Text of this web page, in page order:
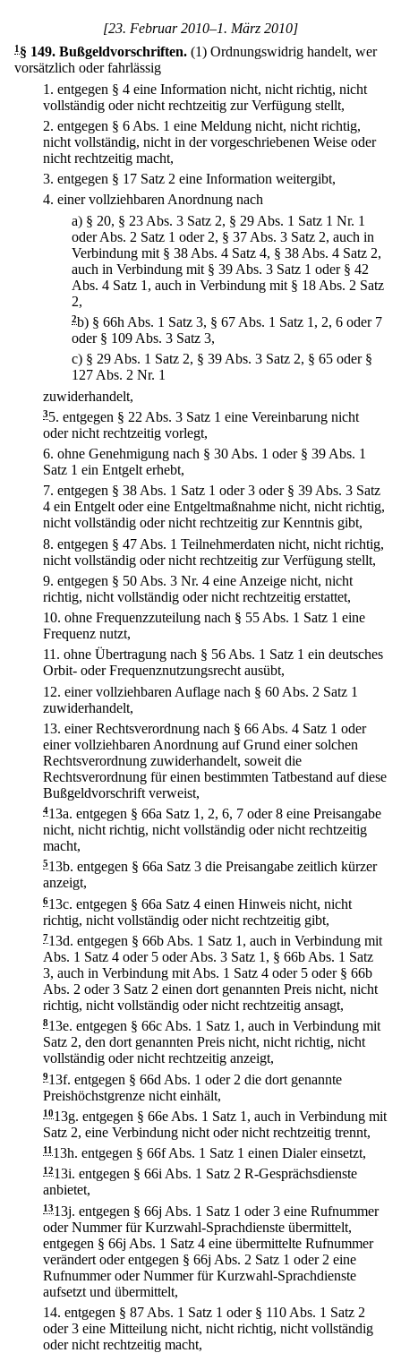
[23. Februar 2010–1. März 2010]
1§ 149. Bußgeldvorschriften. (1) Ordnungswidrig handelt, wer
vorsätzlich oder fahrlässig
1. entgegen § 4 eine Information nicht, nicht richtig, nicht
vollständig oder nicht rechtzeitig zur Verfügung stellt,
2. entgegen § 6 Abs. 1 eine Meldung nicht, nicht richtig,
nicht vollständig, nicht in der vorgeschriebenen Weise oder
nicht rechtzeitig macht,
3. entgegen § 17 Satz 2 eine Information weitergibt,
4. einer vollziehbaren Anordnung nach
a) § 20, § 23 Abs. 3 Satz 2, § 29 Abs. 1 Satz 1 Nr. 1
oder Abs. 2 Satz 1 oder 2, § 37 Abs. 3 Satz 2, auch in
Verbindung mit § 38 Abs. 4 Satz 4, § 38 Abs. 4 Satz 2,
auch in Verbindung mit § 39 Abs. 3 Satz 1 oder § 42
Abs. 4 Satz 1, auch in Verbindung mit § 18 Abs. 2 Satz
2,
2b) § 66h Abs. 1 Satz 3, § 67 Abs. 1 Satz 1, 2, 6 oder 7
oder § 109 Abs. 3 Satz 3,
c) § 29 Abs. 1 Satz 2, § 39 Abs. 3 Satz 2, § 65 oder §
127 Abs. 2 Nr. 1
zuwiderhandelt,
35. entgegen § 22 Abs. 3 Satz 1 eine Vereinbarung nicht
oder nicht rechtzeitig vorlegt,
6. ohne Genehmigung nach § 30 Abs. 1 oder § 39 Abs. 1
Satz 1 ein Entgelt erhebt,
7. entgegen § 38 Abs. 1 Satz 1 oder 3 oder § 39 Abs. 3 Satz
4 ein Entgelt oder eine Entgeltmaßnahme nicht, nicht richtig,
nicht vollständig oder nicht rechtzeitig zur Kenntnis gibt,
8. entgegen § 47 Abs. 1 Teilnehmerdaten nicht, nicht richtig,
nicht vollständig oder nicht rechtzeitig zur Verfügung stellt,
9. entgegen § 50 Abs. 3 Nr. 4 eine Anzeige nicht, nicht
richtig, nicht vollständig oder nicht rechtzeitig erstattet,
10. ohne Frequenzzuteilung nach § 55 Abs. 1 Satz 1 eine
Frequenz nutzt,
11. ohne Übertragung nach § 56 Abs. 1 Satz 1 ein deutsches
Orbit- oder Frequenznutzungsrecht ausübt,
12. einer vollziehbaren Auflage nach § 60 Abs. 2 Satz 1
zuwiderhandelt,
13. einer Rechtsverordnung nach § 66 Abs. 4 Satz 1 oder
einer vollziehbaren Anordnung auf Grund einer solchen
Rechtsverordnung zuwiderhandelt, soweit die
Rechtsverordnung für einen bestimmten Tatbestand auf diese
Bußgeldvorschrift verweist,
413a. entgegen § 66a Satz 1, 2, 6, 7 oder 8 eine Preisangabe
nicht, nicht richtig, nicht vollständig oder nicht rechtzeitig
macht,
513b. entgegen § 66a Satz 3 die Preisangabe zeitlich kürzer
anzeigt,
613c. entgegen § 66a Satz 4 einen Hinweis nicht, nicht
richtig, nicht vollständig oder nicht rechtzeitig gibt,
713d. entgegen § 66b Abs. 1 Satz 1, auch in Verbindung mit
Abs. 1 Satz 4 oder 5 oder Abs. 3 Satz 1, § 66b Abs. 1 Satz
3, auch in Verbindung mit Abs. 1 Satz 4 oder 5 oder § 66b
Abs. 2 oder 3 Satz 2 einen dort genannten Preis nicht, nicht
richtig, nicht vollständig oder nicht rechtzeitig ansagt,
813e. entgegen § 66c Abs. 1 Satz 1, auch in Verbindung mit
Satz 2, den dort genannten Preis nicht, nicht richtig, nicht
vollständig oder nicht rechtzeitig anzeigt,
913f. entgegen § 66d Abs. 1 oder 2 die dort genannte
Preishöchstgrenze nicht einhält,
1013g. entgegen § 66e Abs. 1 Satz 1, auch in Verbindung mit
Satz 2, eine Verbindung nicht oder nicht rechtzeitig trennt,
11 13h. entgegen § 66f Abs. 1 Satz 1 einen Dialer einsetzt,
1213i. entgegen § 66i Abs. 1 Satz 2 R-Gesprächsdienste
anbietet,
1313j. entgegen § 66j Abs. 1 Satz 1 oder 3 eine Rufnummer
oder Nummer für Kurzwahl-Sprachdienste übermittelt,
entgegen § 66j Abs. 1 Satz 4 eine übermittelte Rufnummer
verändert oder entgegen § 66j Abs. 2 Satz 1 oder 2 eine
Rufnummer oder Nummer für Kurzwahl-Sprachdienste
aufsetzt und übermittelt,
14. entgegen § 87 Abs. 1 Satz 1 oder § 110 Abs. 1 Satz 2
oder 3 eine Mitteilung nicht, nicht richtig, nicht vollständig
oder nicht rechtzeitig macht,